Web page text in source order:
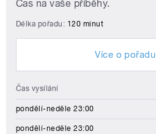
Čas na vaše příběhy.
Délka pořadu: 120 minut
Více o pořadu
Čas vysílání
pondělí-neděle 23:00
pondělí-neděle 23:00